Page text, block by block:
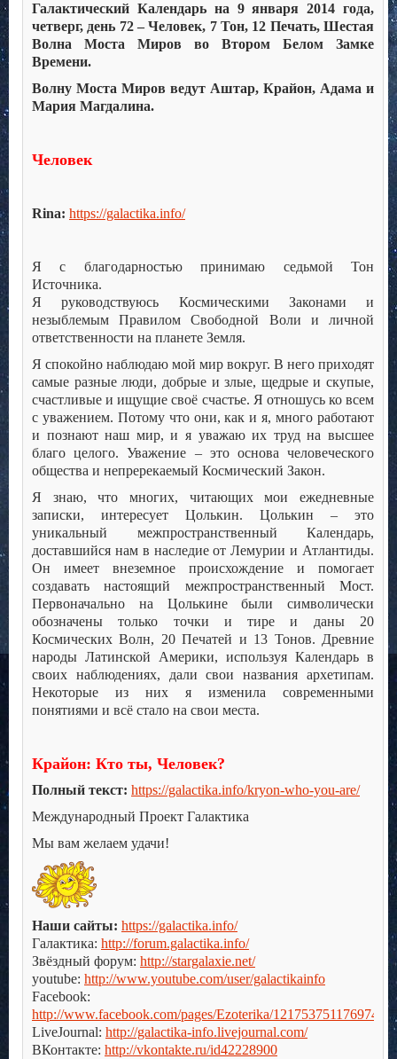
Галактический Календарь на 9 января 2014 года,
четверг, день 72 – Человек, 7 Тон, 12 Печать, Шестая
Волна Моста Миров во Втором Белом Замке
Времени.
Волну Моста Миров ведут Аштар, Крайон, Адама и
Мария Магдалина.
Человек
Rina: https://galactika.info/
Я с благодарностью принимаю седьмой Тон
Источника.
Я руководствуюсь Космическими Законами и
незыблемым Правилом Свободной Воли и личной
ответственности на планете Земля.
Я спокойно наблюдаю мой мир вокруг. В него приходят
самые разные люди, добрые и злые, щедрые и скупые,
счастливые и ищущие своё счастье. Я отношусь ко всем
с уважением. Потому что они, как и я, много работают
и познают наш мир, и я уважаю их труд на высшее
благо целого. Уважение – это основа человеческого
общества и непререкаемый Космический Закон.
Я знаю, что многих, читающих мои ежедневные
записки, интересует Цолькин. Цолькин – это
уникальный межпространственный Календарь,
доставшийся нам в наследие от Лемурии и Атлантиды.
Он имеет внеземное происхождение и помогает
создавать настоящий межпространственный Мост.
Первоначально на Цолькине были символически
обозначены только точки и тире и даны 20
Космических Волн, 20 Печатей и 13 Тонов. Древние
народы Латинской Америки, используя Календарь в
своих наблюдениях, дали свои названия архетипам.
Некоторые из них я изменила современными
понятиями и всё стало на свои места.
Крайон: Кто ты, Человек?
Полный текст: https://galactika.info/kryon-who-you-are/
Международный Проект Галактика
Мы вам желаем удачи!
Наши сайты: https://galactika.info/
Галактика: http://forum.galactika.info/
Звёздный форум: http://stargalaxie.net/
youtube: http://www.youtube.com/user/galactikainfo
Facebook:
http://www.facebook.com/pages/Ezoterika/121753751176974
LiveJournal: http://galactika-info.livejournal.com/
ВКонтакте: http://vkontakte.ru/id42228900